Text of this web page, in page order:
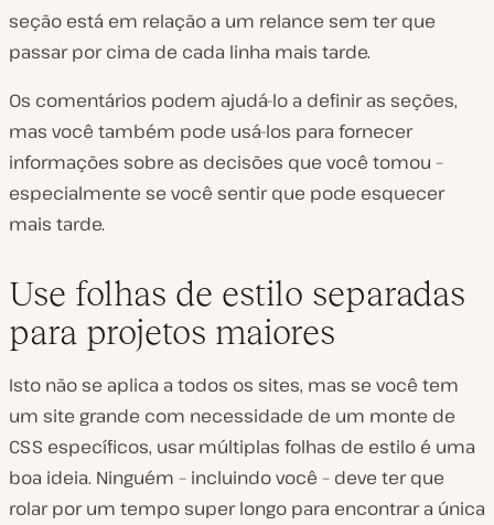
seção está em relação a um relance sem ter que
passar por cima de cada linha mais tarde.
Os comentários podem ajudá-lo a definir as seções,
mas você também pode usá-los para fornecer
informações sobre as decisões que você tomou –
especialmente se você sentir que pode esquecer
mais tarde.
Use folhas de estilo separadas
para projetos maiores
Isto não se aplica a todos os sites, mas se você tem
um site grande com necessidade de um monte de
CSS específicos, usar múltiplas folhas de estilo é uma
boa ideia. Ninguém – incluindo você – deve ter que
rolar por um tempo super longo para encontrar a única